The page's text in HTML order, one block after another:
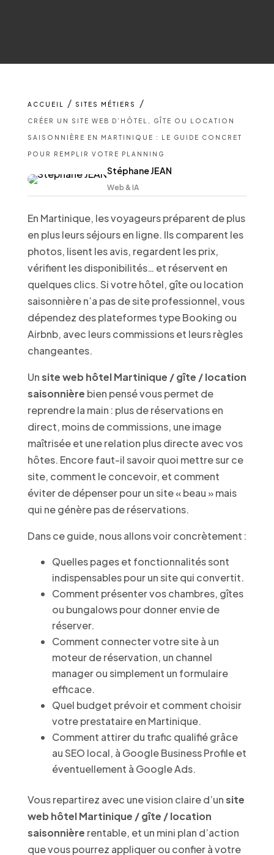
ACCUEIL / SITES MÉTIERS /
CRÉER UN SITE WEB D’HÔTEL, GÎTE OU LOCATION
SAISONNIÈRE EN MARTINIQUE : LE GUIDE CONCRET
POUR REMPLIR VOTRE PLANNING
Stéphane JEAN
Web & IA
En Martinique, les voyageurs préparent de plus
en plus leurs séjours en ligne. Ils comparent les
photos, lisent les avis, regardent les prix,
vérifient les disponibilités… et réservent en
quelques clics. Si votre hôtel, gîte ou location
saisonnière n’a pas de site professionnel, vous
dépendez des plateformes type Booking ou
Airbnb, avec leurs commissions et leurs règles
changeantes.
Unsite web hôtel Martinique / gîte / location
saisonnière bien pensé vous permet de
reprendre la main : plus de réservations en
direct, moins de commissions, une image
maîtrisée et une relation plus directe avec vos
hôtes. Encore faut-il savoir quoi mettre sur ce
site, comment le concevoir, et comment
éviter de dépenser pour un site « beau » mais
qui ne génère pas de réservations.
Dans ce guide, nous allons voir concrètement :
Quelles pages et fonctionnalités sont
indispensables pour un site qui convertit.
Comment présenter vos chambres, gîtes
ou bungalows pour donner envie de
réserver.
Comment connecter votre site à un
moteur de réservation, un channel
manager ou simplement un formulaire
efficace.
Quel budget prévoir et comment choisir
votre prestataire en Martinique.
Comment attirer du trafic qualifié grâce
au SEO local, à Google Business Profile et
éventuellement à Google Ads.
Vous repartirez avec une vision claire d’unsite
web hôtel Martinique / gîte / location
saisonnière rentable, et un mini plan d’action
que vous pourrez appliquer ou confier à votre